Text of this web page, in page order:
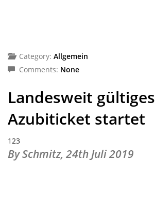
Category: Allgemein
Comments: None
Landesweit gültiges
Azubiticket startet
123
By Schmitz, 24th Juli 2019